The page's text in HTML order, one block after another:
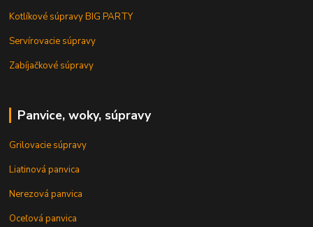
Kotlíkové súpravy BIG PARTY
Servírovacie súpravy
Zabíjačkové súpravy
Panvice, woky, súpravy
Grilovacie súpravy
Liatinová panvica
Nerezová panvica
Oceľová panvica